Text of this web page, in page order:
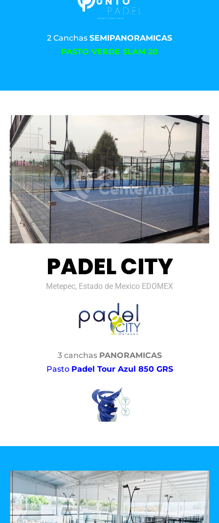
2 Canchas SEMIPANORAMICAS
PASTO VERDE SLAM 20
PADEL CITY
Metepec, Estado de Mexico EDOMEX
3 canchas PANORAMICAS
Pasto Padel Tour Azul 850 GRS